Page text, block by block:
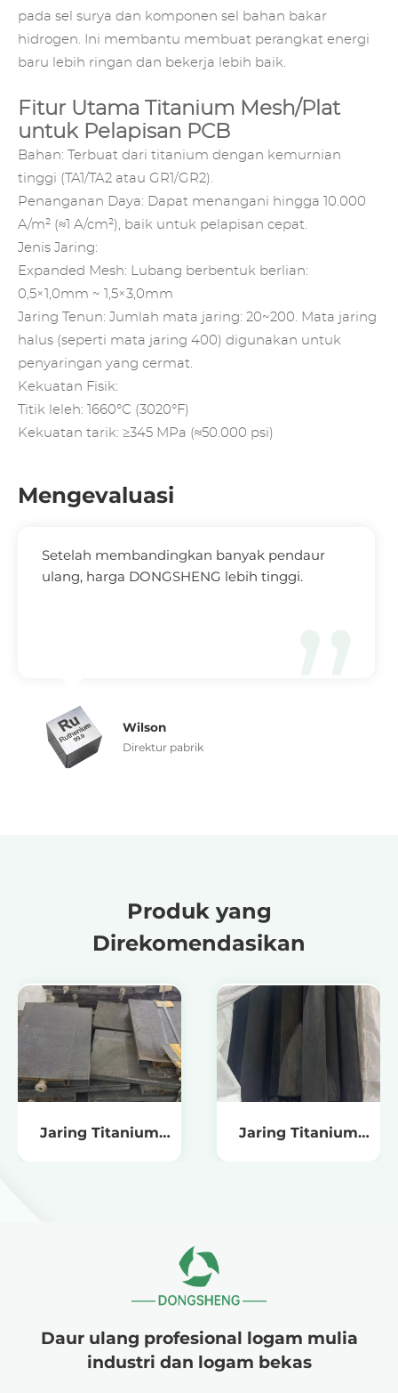
pada sel surya dan komponen sel bahan bakar
hidrogen. Ini membantu membuat perangkat energi
baru lebih ringan dan bekerja lebih baik.
Fitur Utama Titanium Mesh/Plat
untuk Pelapisan PCB
Bahan: Terbuat dari titanium dengan kemurnian
tinggi (TA1/TA2 atau GR1/GR2).
Penanganan Daya: Dapat menangani hingga 10.000
A/m² (≈1 A/cm²), baik untuk pelapisan cepat.
Jenis Jaring:
Expanded Mesh: Lubang berbentuk berlian:
0,5×1,0mm ~ 1,5×3,0mm
Jaring Tenun: Jumlah mata jaring: 20~200. Mata jaring
halus (seperti mata jaring 400) digunakan untuk
penyaringan yang cermat.
Kekuatan Fisik:
Titik leleh: 1660°C (3020°F)
Kekuatan tarik: ≥345 MPa (≈50.000 psi)
Mengevaluasi
Setelah membandingkan banyak pendaur
ulang, harga DONGSHENG lebih tinggi.
Wilson
Direktur pabrik
Produk yang
Direkomendasikan
Jaring Titanium
Elektrolisis Air
Jaring Titanium
Industri
Daur ulang profesional logam mulia
industri dan logam bekas